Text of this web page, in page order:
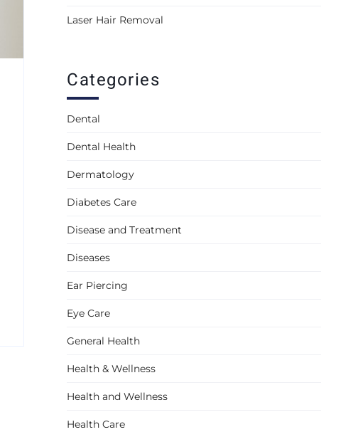
Laser Hair Removal
Categories
Dental
Dental Health
Dermatology
Diabetes Care
Disease and Treatment
Diseases
Ear Piercing
Eye Care
General Health
Health & Wellness
Health and Wellness
Health Care